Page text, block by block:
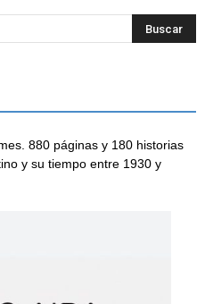
880 páginas y 180 historias
y su tiempo entre 1930 y